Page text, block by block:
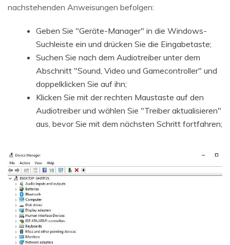
nachstehenden Anweisungen befolgen:
Geben Sie "Geräte-Manager" in die Windows-
Suchleiste ein und drücken Sie die Eingabetaste;
Suchen Sie nach dem Audiotreiber unter dem
Abschnitt "Sound, Video und Gamecontroller" und
doppelklicken Sie auf ihn;
Klicken Sie mit der rechten Maustaste auf den
Audiotreiber und wählen Sie "Treiber aktualisieren"
aus, bevor Sie mit dem nächsten Schritt fortfahren;